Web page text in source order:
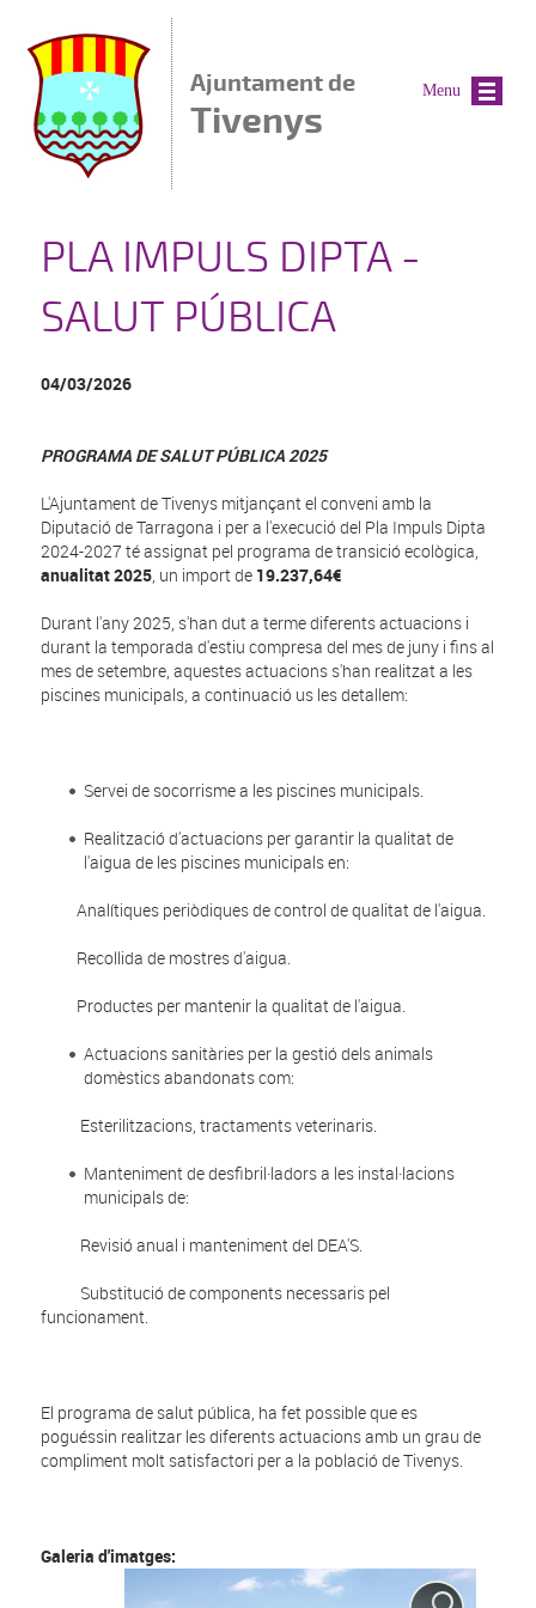
Ajuntament de
Tivenys
PLA IMPULS DIPTA -
SALUT PÚBLICA
04/03/2026
PROGRAMA DE SALUT PÚBLICA 2025
L'Ajuntament de Tivenys mitjançant el conveni amb la
Diputació de Tarragona i per a l'execució del Pla Impuls Dipta
2024-2027 té assignat pel programa de transició ecològica,
anualitat 2025, un import de 19.237,64€
Durant l'any 2025, s'han dut a terme diferents actuacions i
durant la temporada d'estiu compresa del mes de juny i fins al
mes de setembre, aquestes actuacions s'han realitzat a les
piscines municipals, a continuació us les detallem:
Servei de socorrisme a les piscines municipals.
Realització d'actuacions per garantir la qualitat de
l'aigua de les piscines municipals en:
Analítiques periòdiques de control de qualitat de l'aigua.
Recollida de mostres d'aigua.
Productes per mantenir la qualitat de l'aigua.
Actuacions sanitàries per la gestió dels animals
domèstics abandonats com:
Esterilitzacions, tractaments veterinaris.
Manteniment de desfibril·ladors a les instal·lacions
municipals de:
Revisió anual i manteniment del DEA'S.
Substitució de components necessaris pel
funcionament.
El programa de salut pública, ha fet possible que es
poguéssin realitzar les diferents actuacions amb un grau de
compliment molt satisfactori per a la població de Tivenys.
Galeria d'imatges:
Menu